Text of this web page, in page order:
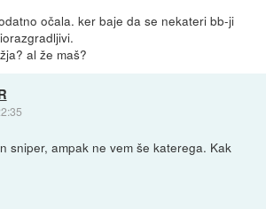
očala. ker baje da se nekateri bb-ji
al že maš?
sniper, ampak ne vem še katerega. Kak